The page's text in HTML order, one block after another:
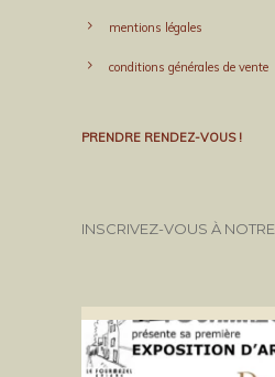
mentions légales
conditions générales de vente
PRENDRE RENDEZ-VOUS !
INSCRIVEZ-VOUS À